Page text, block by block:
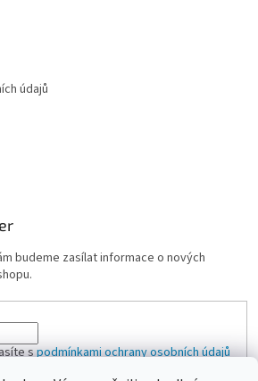
údajů
budeme zasílat informace o nových
spodmínkami ochrany osobních údajů